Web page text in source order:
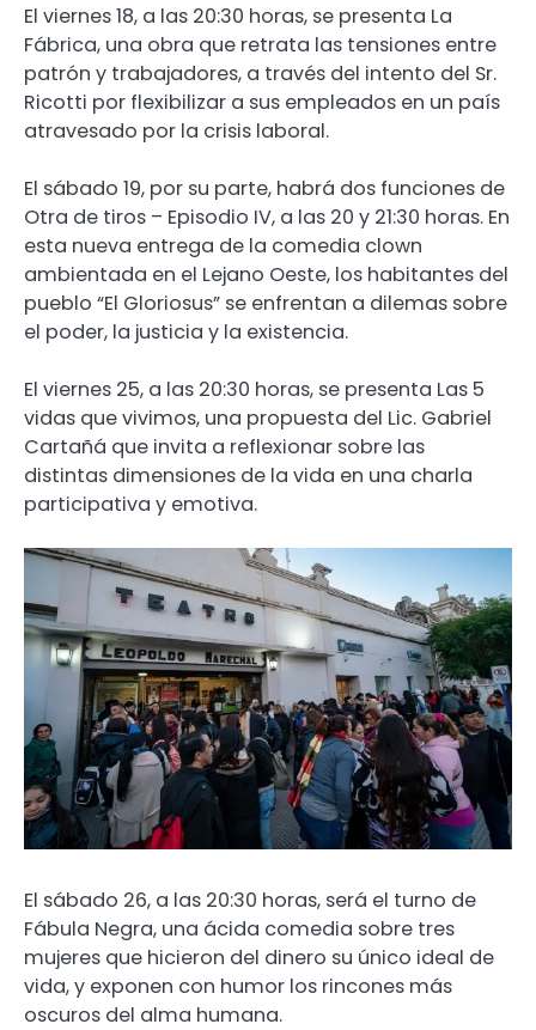
El viernes 18, a las 20:30 horas, se presenta La
Fábrica, una obra que retrata las tensiones entre
patrón y trabajadores, a través del intento del Sr.
Ricotti por flexibilizar a sus empleados en un país
atravesado por la crisis laboral.
El sábado 19, por su parte, habrá dos funciones de
Otra de tiros – Episodio IV, a las 20 y 21:30 horas. En
esta nueva entrega de la comedia clown
ambientada en el Lejano Oeste, los habitantes del
pueblo “El Gloriosus” se enfrentan a dilemas sobre
el poder, la justicia y la existencia.
El viernes 25, a las 20:30 horas, se presenta Las 5
vidas que vivimos, una propuesta del Lic. Gabriel
Cartañá que invita a reflexionar sobre las
distintas dimensiones de la vida en una charla
participativa y emotiva.
El sábado 26, a las 20:30 horas, será el turno de
Fábula Negra, una ácida comedia sobre tres
mujeres que hicieron del dinero su único ideal de
vida, y exponen con humor los rincones más
oscuros del alma humana.